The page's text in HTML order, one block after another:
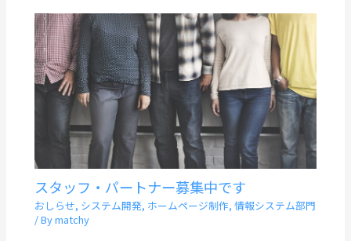
スタッフ・パートナー募集中です
おしらせ, システム開発, ホームページ制作,情報システム部門
/ Bymatchy